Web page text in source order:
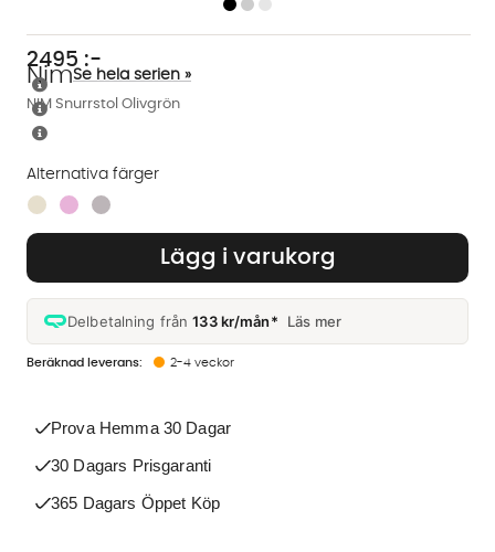
NIM Snurrstol Olivgrön
NimSe hela serien »
2495 :-
Lägg i varukorg
Delbetalning från133 kr/mån* Läs mer
2-4 veckor
Alternativa färger
Finns även i dessa färger:
Prova Hemma 30 Dagar
30 Dagars Prisgaranti
365 Dagars Öppet Köp